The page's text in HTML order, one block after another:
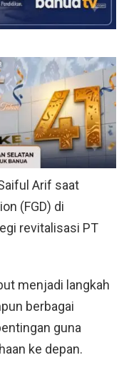
Arif saat
(FGD) di
revitalisasi PT
menjadi langkah
berbagai
guna
ke depan.